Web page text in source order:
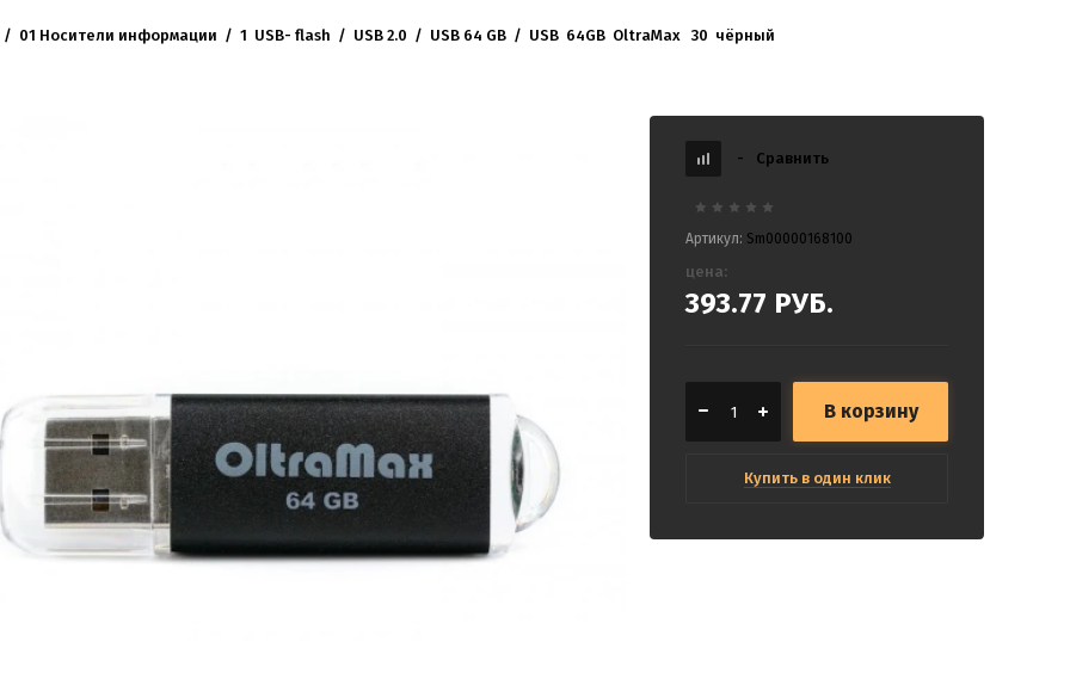
/
01 Носители информации
  /
1  USB- flash
  /
USB 2.0
  /
USB 64 GB
  /
USB  64GB  OltraMax   30  чёрный
- Сравнить
Артикул: Sm00000168100
цена:
393.77 РУБ.
В корзину
Купить в один клик